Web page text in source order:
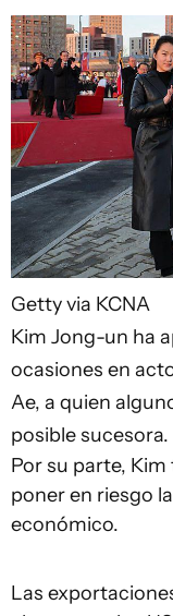
Getty via KCNA
Kim Jong-un ha
ocasiones en
Ae, a quien
posible sucesora.
Por su parte,
poner en riesgo
económico.
Las